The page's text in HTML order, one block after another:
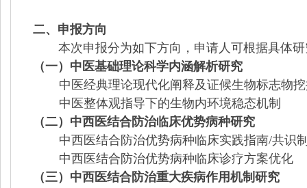
二、申报方向
本次申报分为如下方向，申请人可根据具体
（一）中医基础理论科学内涵解析研究
中医经典理论现代化阐释及证候生物标志物
中医整体观指导下的生物内环境稳态机制
（二）中西医结合防治临床优势病种研究
中西医结合防治优势病种临床实践指南/共识
中西医结合防治优势病种临床诊疗方案优化
（三）中西医结合防治重大疾病作用机制研究